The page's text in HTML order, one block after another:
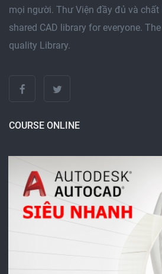
mọi người. Thư Viện đầy đủ và
shared CAD library for everyone.
quality Library.
COURSE ONLINE